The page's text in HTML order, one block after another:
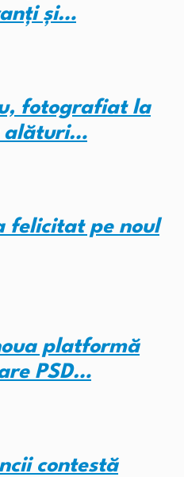
și…
fotografiat la
alături…
felicitat pe noul
platformă
PSD…
contestă